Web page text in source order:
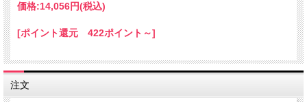
価格:14,056円(税込)
[ポイント還元 422ポイント～]
注文